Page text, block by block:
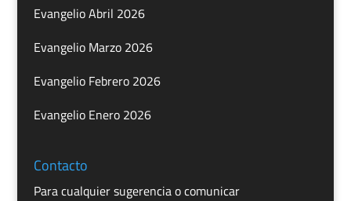
Evangelio Abril 2026
Evangelio Marzo 2026
Evangelio Febrero 2026
Evangelio Enero 2026
Contacto
Para cualquier sugerencia o comunicar